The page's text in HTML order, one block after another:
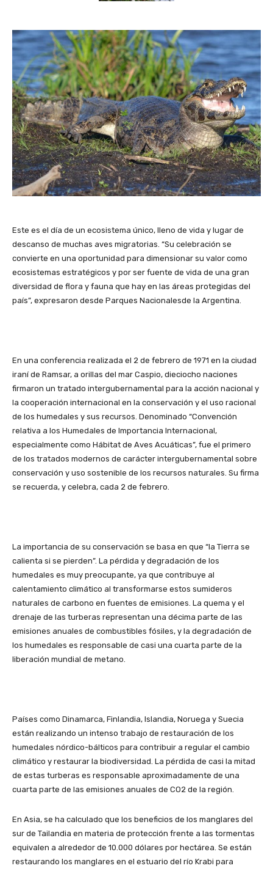
Este es el día de un ecosistema único, lleno de vida y lugar de
descanso de muchas aves migratorias. “Su celebración se
convierte en una oportunidad para dimensionar su valor como
ecosistemas estratégicos y por ser fuente de vida de una gran
diversidad de flora y fauna que hay en las áreas protegidas del
país”, expresaron desde Parques Nacionalesde la Argentina.
En una conferencia realizada el 2 de febrero de 1971 en la ciudad
iraní de Ramsar, a orillas del mar Caspio, dieciocho naciones
firmaron un tratado intergubernamental para la acción nacional y
la cooperación internacional en la conservación y el uso racional
de los humedales y sus recursos. Denominado “Convención
relativa a los Humedales de Importancia Internacional,
especialmente como Hábitat de Aves Acuáticas”, fue el primero
de los tratados modernos de carácter intergubernamental sobre
conservación y uso sostenible de los recursos naturales. Su firma
se recuerda, y celebra, cada 2 de febrero.
La importancia de su conservación se basa en que “la Tierra se
calienta si se pierden”. La pérdida y degradación de los
humedales es muy preocupante, ya que contribuye al
calentamiento climático al transformarse estos sumideros
naturales de carbono en fuentes de emisiones. La quema y el
drenaje de las turberas representan una décima parte de las
emisiones anuales de combustibles fósiles, y la degradación de
los humedales es responsable de casi una cuarta parte de la
liberación mundial de metano.
Países como Dinamarca, Finlandia, Islandia, Noruega y Suecia
están realizando un intenso trabajo de restauración de los
humedales nórdico-bálticos para contribuir a regular el cambio
climático y restaurar la biodiversidad. La pérdida de casi la mitad
de estas turberas es responsable aproximadamente de una
cuarta parte de las emisiones anuales de CO2 de la región.
En Asia, se ha calculado que los beneficios de los manglares del
sur de Tailandia en materia de protección frente a las tormentas
equivalen a alrededor de 10.000 dólares por hectárea. Se están
restaurando los manglares en el estuario del río Krabi para